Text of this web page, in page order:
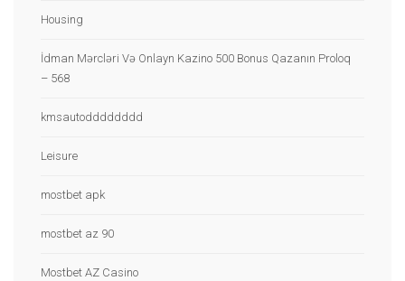
Housing
İdman Mərcləri Və Onlayn Kazino 500 Bonus Qazanın Proloq
– 568
kmsautodddddddd
Leisure
mostbet apk
mostbet az 90
Mostbet AZ Casino